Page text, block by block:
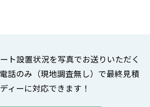
ト設置状況を写真でお送りいただく
話のみ（現地調査無し）で最終見積
ィーに対応できます！